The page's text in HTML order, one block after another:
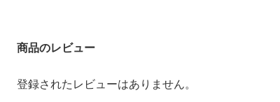
商品のレビュー
登録されたレビューはありません。